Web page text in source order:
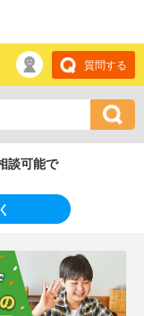
質問する
談可能で